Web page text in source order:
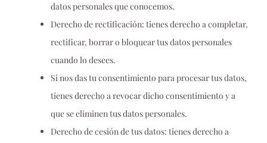
datos personales que conocemos.
Derecho de rectificación: tienes derecho a completar,
rectificar, borrar o bloquear tus datos personales
cuando lo desees.
Si nos das tu consentimiento para procesar tus datos,
tienes derecho a revocar dicho consentimiento y a
que se eliminen tus datos personales.
Derecho de cesión de tus datos: tienes derecho a